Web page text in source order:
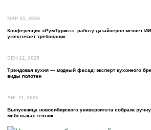
МАР 25, 2026
Конференция «РумТурист»: работу дизайнеров меняет
ужесточает требования
СЕН 12, 2025
Трендовая кухня — модный фасад: эксперт кухонного
виды полотен
АВГ 11, 2025
Выпускница новосибирского университета собрала
мебельных техник